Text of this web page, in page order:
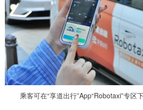
乘客可在“享道出行”App“Robotaxi”专区